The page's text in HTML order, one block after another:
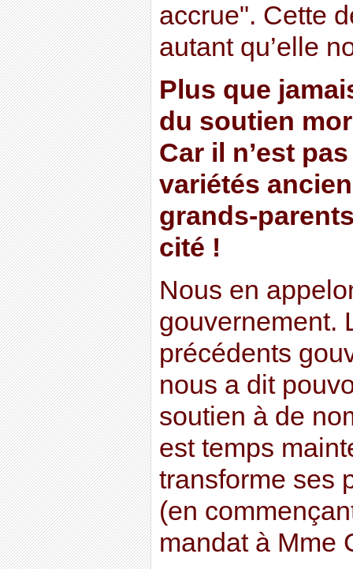
accrue". Cette
autant qu’elle
Plus que
du soutien
Car il n’est
variétés
grands-
cité !
Nous en
gouvernement.
précédents
nous a dit
soutien à de
est temps
transforme ses
(en
mandat à Mme